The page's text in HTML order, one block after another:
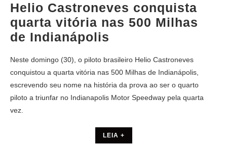
Helio Castroneves conquista
quarta vitória nas 500 Milhas
de Indianápolis
Neste domingo (30), o piloto brasileiro Helio Castroneves
conquistou a quarta vitória nas 500 Milhas de Indianápolis,
escrevendo seu nome na história da prova ao ser o quarto
piloto a triunfar no Indianapolis Motor Speedway pela quarta
vez.
LEIA +